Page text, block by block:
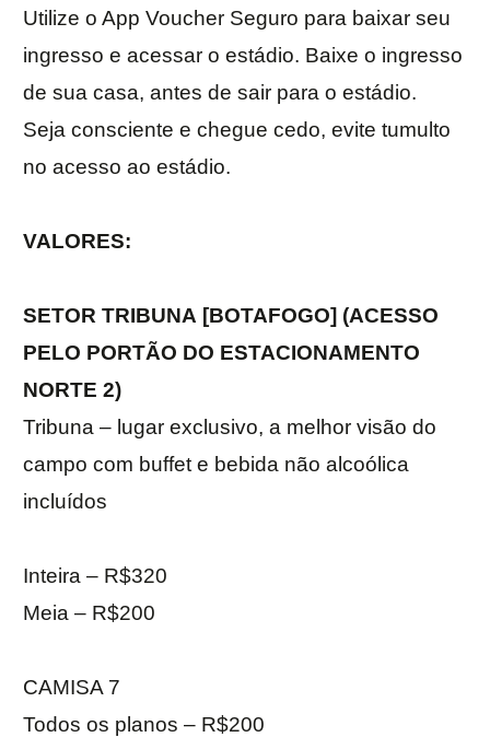
Utilize o App Voucher Seguro para baixar seu
ingresso e acessar o estádio. Baixe o ingresso
de sua casa, antes de sair para o estádio.
Seja consciente e chegue cedo, evite tumulto
no acesso ao estádio.
VALORES:
SETOR TRIBUNA [BOTAFOGO] (ACESSO
PELO PORTÃO DO ESTACIONAMENTO
NORTE 2)
Tribuna – lugar exclusivo, a melhor visão do
campo com buffet e bebida não alcoólica
incluídos
Inteira – R$320
Meia – R$200
CAMISA 7
Todos os planos – R$200